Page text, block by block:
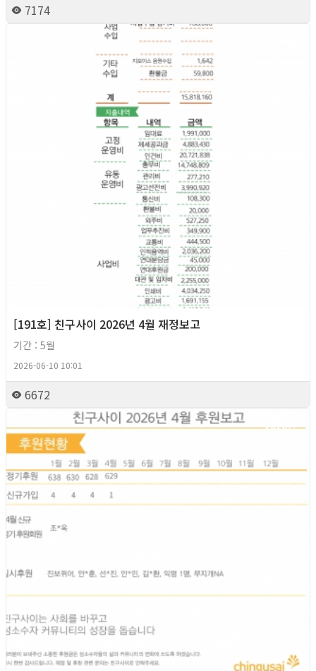
7174
[191호] 친구사이 2026년 4월 재정보고
기간 : 5월
2026-06-10 10:01
6672
2026년